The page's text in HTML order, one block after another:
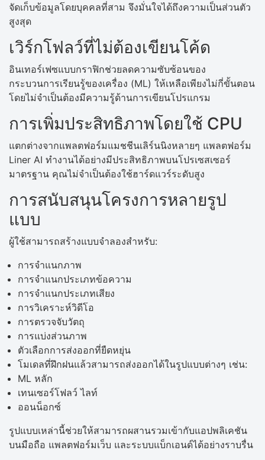
จัดเก็บข้อมูลโดยบุคคลที่สาม จึงมั่นใจได้ถึงความเป็นส่วนตัว
สูงสุด
เวิร์กโฟลว์ที่ไม่ต้องเขียนโค้ด
อินเทอร์เฟซแบบกราฟิกช่วยลดความซับซ้อนของ
กระบวนการเรียนรู้ของเครื่อง (ML) ให้เหลือเพียงไม่กี่ขั้นตอน
โดยไม่จำเป็นต้องมีความรู้ด้านการเขียนโปรแกรม
การเพิ่มประสิทธิภาพโดยใช้ CPU
แตกต่างจากแพลตฟอร์มแมชชีนเลิร์นนิงหลายๆ แพลตฟอร์ม
Liner AI ทำงานได้อย่างมีประสิทธิภาพบนโปรเซสเซอร์
มาตรฐาน คุณไม่จำเป็นต้องใช้ฮาร์ดแวร์ระดับสูง
การสนับสนุนโครงการหลายรูป
แบบ
ผู้ใช้สามารถสร้างแบบจำลองสำหรับ:
การจำแนกภาพ
การจำแนกประเภทข้อความ
การจำแนกประเภทเสียง
การวิเคราะห์วิดีโอ
การตรวจจับวัตถุ
การแบ่งส่วนภาพ
ตัวเลือกการส่งออกที่ยืดหยุ่น
โมเดลที่ฝึกฝนแล้วสามารถส่งออกได้ในรูปแบบต่างๆ เช่น:
ML หลัก
เทนเซอร์โฟลว์ ไลท์
ออนน็อกซ์
รูปแบบเหล่านี้ช่วยให้สามารถผสานรวมเข้ากับแอปพลิเคชัน
บนมือถือ แพลตฟอร์มเว็บ และระบบแบ็กเอนด์ได้อย่างราบรื่น